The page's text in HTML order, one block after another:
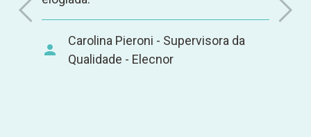
Carolina Pieroni - Supervisora da
Qualidade - Elecnor